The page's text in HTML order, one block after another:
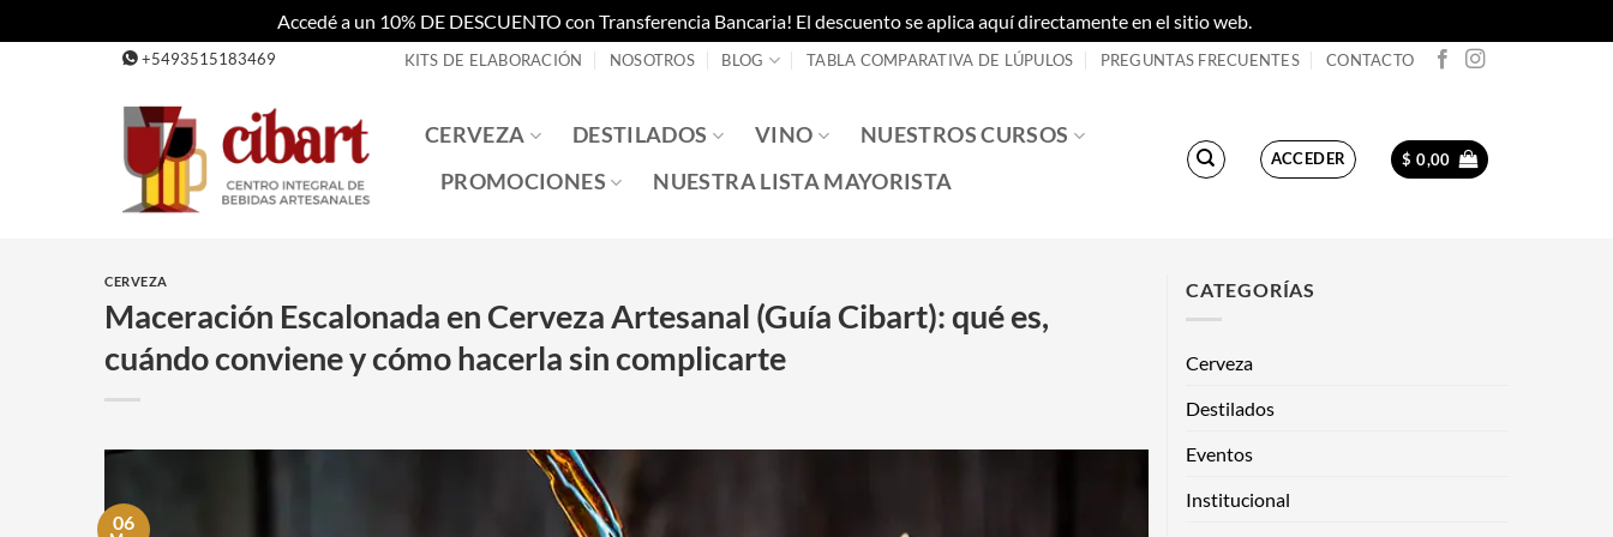
Accedé a un 10% DE DESCUENTO con Transferencia Bancaria! El descuento se aplica aquí directamente en el sitio web.
+5493515183469 KITS DE ELABORACIÓN NOSOTROS BLOG TABLA COMPARATIVA DE LÚPULOS PREGUNTAS FRECUENTES CONTACTO
CERVEZA DESTILADOS VINO
NUESTROS CURSOS
PROMOCIONES
NUESTRA LISTA MAYORISTA
ACCEDER $ 0,00
CERVEZA
Maceración Escalonada en Cerveza Artesanal (Guía Cibart): qué es,
cuándo conviene y cómo hacerla sin complicarte
06
CATEGORÍAS
Cerveza
Destilados
Eventos
Institucional